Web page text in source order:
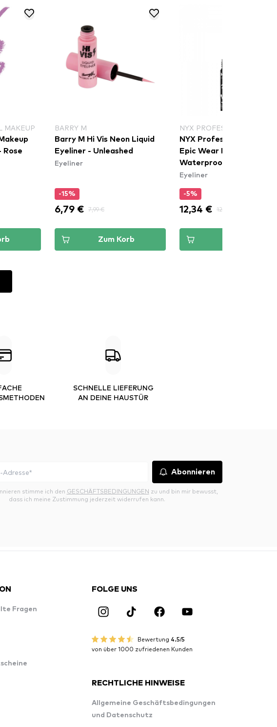
MAKEUP
Rose
BARRY M
Barry M Hi Vis Neon Liquid
Eyeliner - Unleashed
Eyeliner
-15%
6,79 € 7,99 €
Zum Korb
NYX PROFESSIONAL
NYX Professional
Epic Wear Liquid Liner
Waterproof - White
Eyeliner
-5%
12,34 € 12,99 €
SCHNELLE LIEFERUNG
AN DEINE HAUSTÜR
Abonnieren
stimme ich den GESCHÄFTSBEDINGUNGEN zu und bin mir bewusst,
dass ich meine Zustimmung jederzeit widerrufen kann.
Fragen
FOLGE UNS
Bewertung 4.5/5
von über 1000 zufriedenen Kunden
RECHTLICHE HINWEISE
Allgemeine Geschäftsbedingungen
und Datenschutz